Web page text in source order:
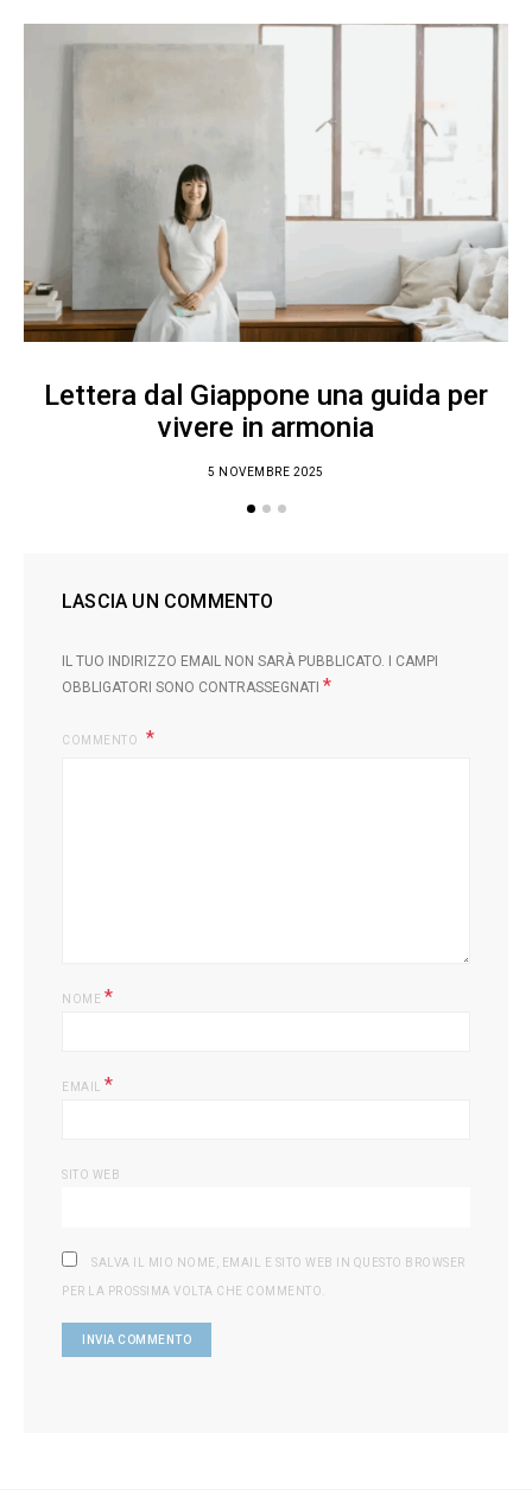
Lettera dal Giappone una guida per
vivere in armonia
5 NOVEMBRE 2025
LASCIA UN COMMENTO
IL TUO INDIRIZZO EMAIL NON SARÀ PUBBLICATO. I CAMPI
OBBLIGATORI SONO CONTRASSEGNATI *
COMMENTO
NOME *
EMAIL *
SITO WEB
SALVA IL MIO NOME, EMAIL E SITO WEB IN QUESTO BROWSER
PER LA PROSSIMA VOLTA CHE COMMENTO.